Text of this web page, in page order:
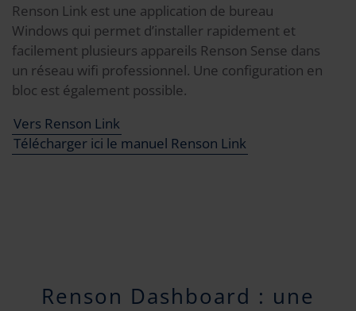
Renson Link est une application de bureau
Windows qui permet d’installer rapidement et
facilement plusieurs appareils Renson Sense dans
un réseau wifi professionnel. Une configuration en
bloc est également possible.
Vers Renson Link
Télécharger ici le manuel Renson Link
Renson Dashboard : une